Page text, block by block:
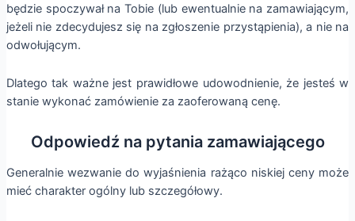
będzie spoczywał na Tobie (lub ewentualnie na zamawiającym,
jeżeli nie zdecydujesz się na zgłoszenie przystąpienia), a nie na
odwołującym.
Dlatego tak ważne jest prawidłowe udowodnienie, że jesteś w
stanie wykonać zamówienie za zaoferowaną cenę.
Odpowiedź na pytania zamawiającego
Generalnie wezwanie do wyjaśnienia rażąco niskiej ceny może
mieć charakter ogólny lub szczegółowy.